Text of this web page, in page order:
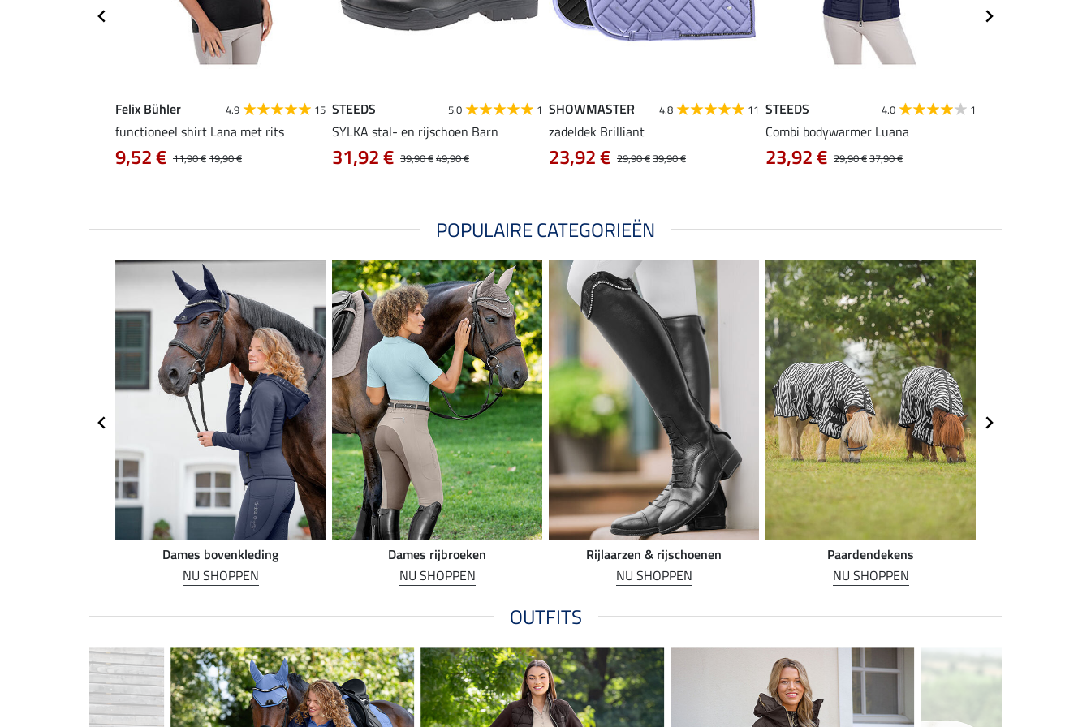
Felix Bühler 4.9 15
functioneel shirt Lana met rits
11,90 €19,90 €
9,52 €
STEEDS 5.0 1
SYLKA stal- en rijschoen Barn
39,90 €49,90 €
31,92 €
SHOWMASTER 4.8 11
zadeldek Brilliant
29,90 €39,90 €
23,92 €
STEEDS 4.0 1
Combi bodywarmer Luana
29,90 €37,90 €
23,92 €
POPULAIRE CATEGORIEËN
Dames bovenkleding
NU SHOPPEN
Dames rijbroeken
NU SHOPPEN
Rijlaarzen & rijschoenen
NU SHOPPEN
Paardendekens
NU SHOPPEN
OUTFITS